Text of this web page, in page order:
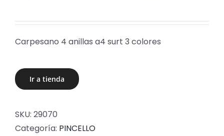
Carpesano 4 anillas a4 surt 3 colores
Ir a tienda
SKU: 29070
Categoría: PINCELLO